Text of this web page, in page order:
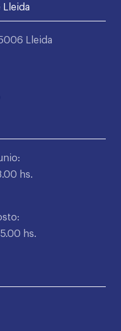
Lleida
hs.
hs.